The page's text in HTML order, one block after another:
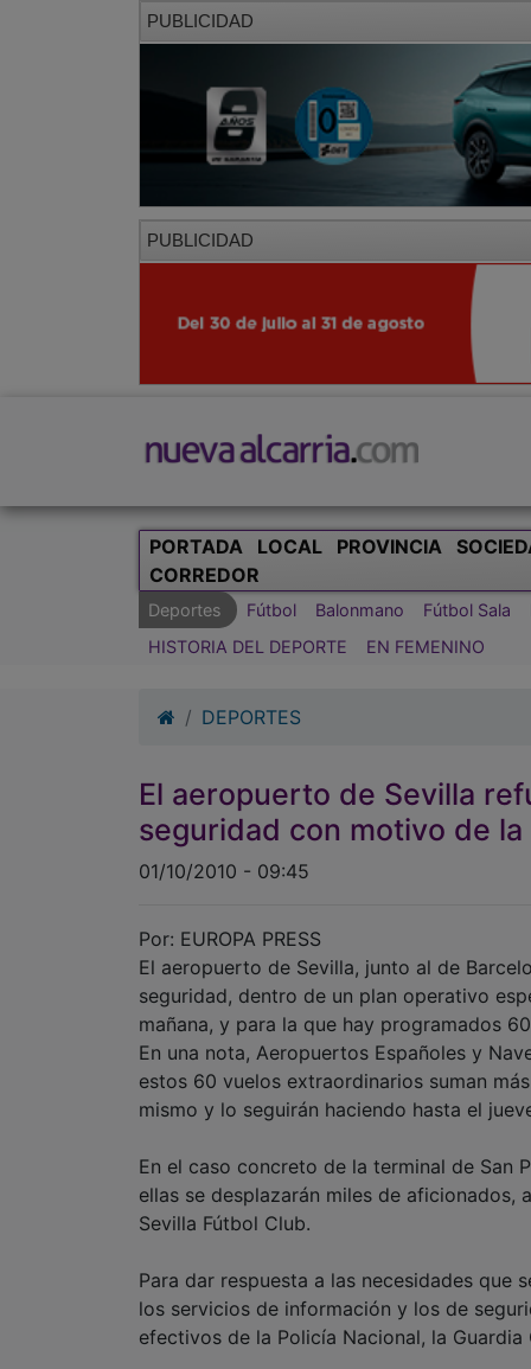
PUBLICIDAD
PUBLICIDAD
PORTADA LOCAL PROVINCIA
CORREDOR
Deportes Fútbol Balonmano Fútbol Sala
HISTORIA DEL DEPORTE
EN FEMENINO
DEPORTES
El aeropuerto de Sevilla
seguridad con motivo de la
01/10/2010 - 09:45
Por: EUROPA PRESS
El aeropuerto de Sevilla, junto al de
seguridad, dentro de un plan operativo
mañana, y para la que hay programados
En una nota, Aeropuertos Españoles y
estos 60 vuelos extraordinarios suman
mismo y lo seguirán haciendo hasta el
En el caso concreto de la terminal de San
ellas se desplazarán miles de
Sevilla Fútbol Club.
Para dar respuesta a las necesidades que
los servicios de información y los de
efectivos de la Policía Nacional, la